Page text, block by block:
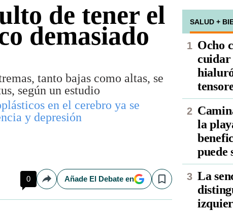
de tener el
demasiado
tanto bajas como altas, se
según un estudio
en el cerebro ya se
y depresión
0 CompartirAñade El Debate en Save
SALUD +
Ocho
cuidar
la
puede
La